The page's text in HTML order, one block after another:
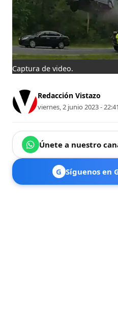
Captura de video.
Redacción Vistazo
viernes, 2 junio 2023 - 22:41
Únete a nuestro
G Síguenos en